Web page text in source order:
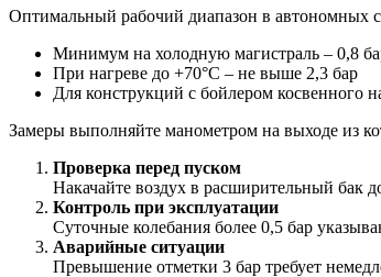
Оптимальный рабочий диапазон в автономных
Минимум на холодную магистраль – 0,8
При нагреве до +70°C – не выше 2,3 бар
Для конструкций с бойлером косвенного
Замеры выполняйте манометром на выходе из
Проверка перед пуском
Накачайте воздух в расширительный бак
Контроль при эксплуатации
Суточные колебания более 0,5 бар
Аварийные ситуации
Превышение отметки 3 бар требует